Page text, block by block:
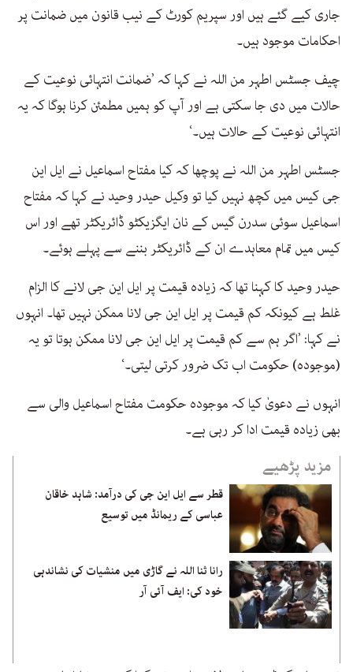
جاری کیے گئے ہیں اور سپریم کورٹ کے نیب قانون میں ضمانت پر
احکامات موجود ہیں۔
چیف جسٹس اطہر من اللہ نے کہا کہ ’ضمانت انتہائی نوعیت کے
حالات میں دی جا سکتی ہے اور آپ کو ہمیں مطمئن کرنا ہوگا کہ یہ
انتہائی نوعیت کے حالات ہیں۔‘
جسٹس اطہر من اللہ نے پوچھا کہ کیا مفتاح اسماعیل نے ایل این
جی کیس میں کچھ نہیں کیا تو وکیل حیدر وحید نے کہا کہ مفتاح
اسماعیل سوئی سدرن گیس کے نان ایگزیکٹو ڈائریکٹر تھے اور اس
کیس میں تمام معاہدے ان کے ڈائریکٹر بننے سے پہلے ہوئے۔
حیدر وحید کا کہنا تھا کہ زیادہ قیمت پر ایل این جی لانے کا الزام
غلط ہے کیونکہ کم قیمت پر ایل این جی لانا ممکن نہیں تھا۔ انہوں
نے کہا: ’اگر ہم سے کم قیمت پر ایل این جی لانا ممکن ہوتا تو یہ
(موجودہ) حکومت اب تک ضرور کرتی لیتی۔‘
انہوں نے دعویٰ کیا کہ موجودہ حکومت مفتاح اسماعیل والی سے
بھی زیادہ قیمت ادا کر رہی ہے۔
مزید پڑھیے
قطر سے ایل این جی کی درآمد: شاہد خاقان
عباسی کے ریمانڈ میں توسیع
رانا ثنا اللہ نے گاڑی میں منشیات کی نشاندہی
خود کی: ایف آئی آر